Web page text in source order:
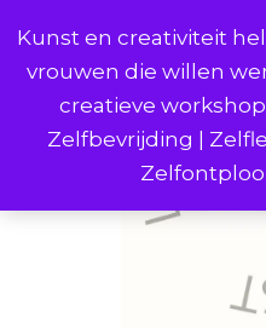
Kunst en creativiteit
vrouwen die willen
creatieve
Zelfbevrijding |